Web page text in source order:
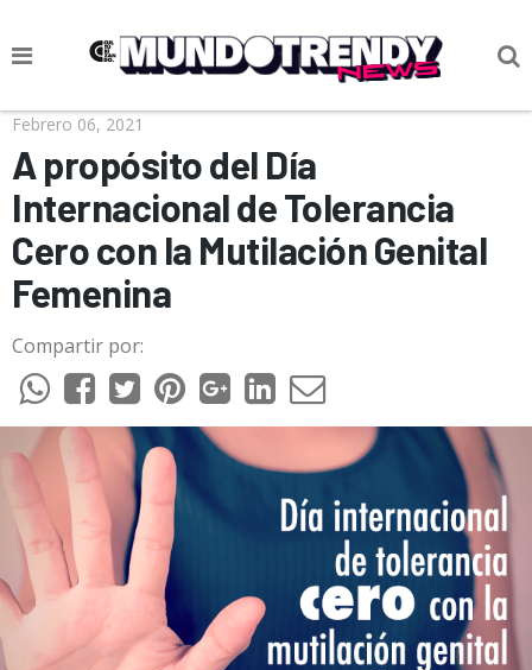
NOTICIAS
CULTURA POP
CIENCIA Y TECNOLOGÍA
VIDA
CULTURIZANDO.COM
Febrero 06, 2021
A propósito del Día
Internacional de Tolerancia
Cero con la Mutilación Genital
Femenina
Compartir por: